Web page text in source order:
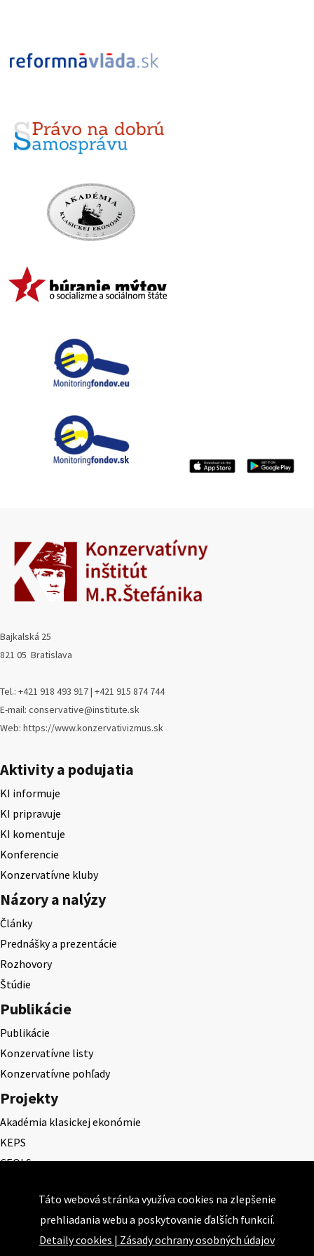
Bajkalská 25
821 05 Bratislava
Tel.: +421 918 493 917 | +421 915 874 744
E-mail: conservative@institute.sk
Web: https://www.konzervativizmus.sk
Aktivity a podujatia
KI informuje
KI pripravuje
KI komentuje
Konferencie
Konzervatívne kluby
Názory a nalýzy
Články
Prednášky a prezentácie
Rozhovory
Štúdie
Publikácie
Publikácie
Konzervatívne listy
Konzervatívne pohľady
Projekty
Akadémia klasickej ekonómie
KEPS
CEQLS
Cena Ernesta Valka
Študentská esej
Deň daňového odbremenenia
Táto webová stránka využíva cookies na zlepšenie
prehliadania webu a poskytovanie ďalších funkcií.
Detaily cookies | Zásady ochrany osobných údajov